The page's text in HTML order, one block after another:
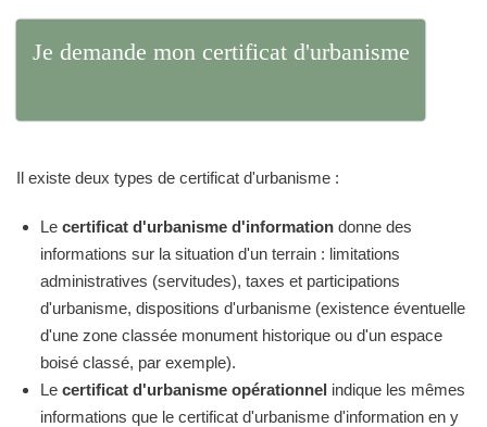
Je demande mon certificat d'urbanisme
Il existe deux types de certificat d'urbanisme :
Le certificat d'urbanisme d'information donne des
informations sur la situation d'un terrain : limitations
administratives (servitudes), taxes et participations
d'urbanisme, dispositions d'urbanisme (existence éventuelle
d'une zone classée monument historique ou d'un espace
boisé classé, par exemple).
Le certificat d'urbanisme opérationnel indique les mêmes
informations que le certificat d'urbanisme d'information en y